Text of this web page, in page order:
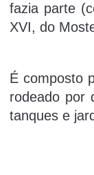
fazia parte
XVI, do
É composto
rodeado por
tanques e